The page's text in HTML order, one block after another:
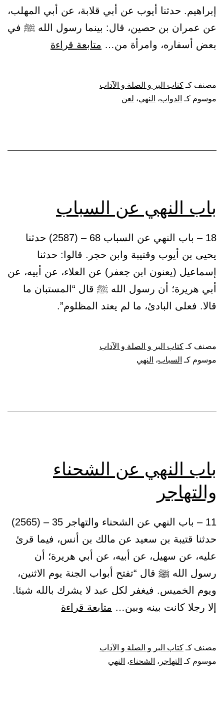
إبراهيم. حدثنا أيوب عن أبي قلابة، عن أبي المهلب،
عن عمران بن حصين، قال: بينما رسول الله ﷺ في
بعض أسفاره، وامرأة من… متابعة قراءة
مصنف كـكتاب البر و الصلة و الآداب
موسوم كـ الدواب، النهي، لعن
باب النهي عن السباب
18 – باب النهي عن السباب 68 – (2587) حدثنا
يحيى بن أيوب وقتيبة وابن حجر. قالوا: حدثنا
إسماعيل (يعنون ابن جعفر) عن العلاء، عن أبيه، عن
أبي هريرة؛ أن رسول الله ﷺ قال “المستبان ما
قالا. فعلى البادئ، ما لم يعتد المظلوم”.
مصنف كـكتاب البر و الصلة و الآداب
موسوم كـ السباب، النهي
باب النهي عن الشحناء
والتهاجر
11 – باب النهي عن الشحناء والتهاجر 35 – (2565)
حدثنا قتيبة بن سعيد عن مالك بن أنس، فيما قرئ
عليه، عن سهيل، عن أبيه، عن أبي هريرة؛ أن
رسول الله ﷺ قال “تفتح أبواب الجنة يوم الاثنين،
ويوم الخميس. فيغفر لكل عبد لا يشرك بالله شيئا.
إلا رجلا كانت بينه وبين… متابعة قراءة
مصنف كـ كتاب البر و الصلة و الآداب
موسوم كـ التهاجر ، الشحناء، النهي